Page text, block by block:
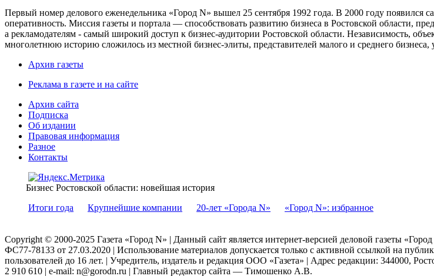
Первый номер делового еженедельника «Город N» вышел 25 сентября 1992 года. В 2000 году появился
оперативность. Миссия газеты и портала — способствовать развитию бизнеса в Ростовской области,
а рекламодателям - самый широкий доступ к бизнес-аудитории Ростовской области. Независимость,
многолетнюю историю сложилось из местной бизнес-элиты, представителей малого и среднего
Архив газеты
Реклама в газете и на сайте
Архив сайта
Подписка
Об издании
Правовая информация
Разное
Контакты
Бизнес Ростовской области: новейшая история
Итоги года
Крупнейшие компании 20-лет «Города N» «Город N»: избранное
Copyright © 2000-2025 Газета «Город N» | Данный сайт является интернет-версией деловой газеты
ФС77-78133 от 27.03.2020 | Использование материалов допускается только с активной ссылкой на
пользователей до 16 лет. | Учредитель, издатель и редакция ООО «Газета» | Адрес редакции: 344000,
2 910 610 | e-mail: n@gorodn.ru | Главный редактор сайта — Тимошенко А.В.